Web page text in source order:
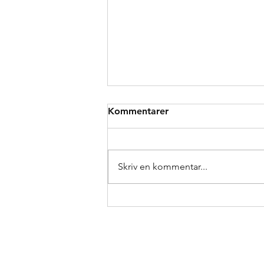
Kommentarer
Skriv en kommentar...